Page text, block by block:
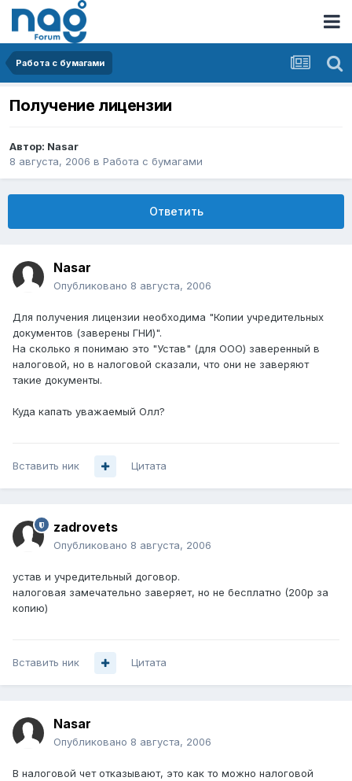
Работа с бумагами
Получение лицензии
Автор: Nasar
8 августа, 2006 в Работа с бумагами
Ответить
Nasar
Опубликовано 8 августа, 2006
Для получения лицензии необходима "Копии учредительных
документов (заверены ГНИ)".
На сколько я понимаю это "Устав" (для ООО) заверенный в
налоговой, но в налоговой сказали, что они не заверяют
такие документы.
Куда капать уважаемый Олл?
Вставить ник Цитата
zadrovets
Опубликовано 8 августа, 2006
устав и учредительный договор.
налоговая замечательно заверяет, но не бесплатно (200р за
копию)
Вставить ник Цитата
Nasar
Опубликовано 8 августа, 2006
В налоговой чет отказывают, это как то можно налоговой